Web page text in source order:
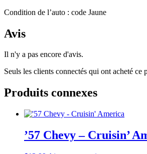
Condition de l’auto : code Jaune
Avis
Il n'y a pas encore d'avis.
Seuls les clients connectés qui ont acheté ce
Produits connexes
’57 Chevy – Cruisin’